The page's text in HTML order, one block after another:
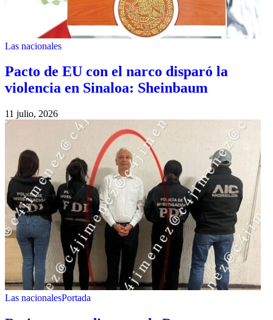
Las nacionales
Pacto de EU con el narco disparó la
violencia en Sinaloa: Sheinbaum
11 julio, 2026
Las nacionalesPortada